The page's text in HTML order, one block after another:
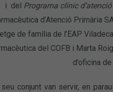
i del Programa clínic
d’Atenció Primària
de família de l’EAP
del COFB i Marta
d’oficina
conjunt van servir, en